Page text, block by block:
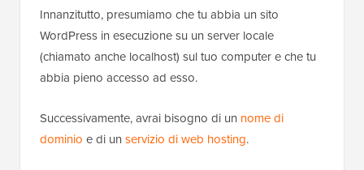
Innanzitutto, presumiamo che tu abbia un sito
WordPress in esecuzione su un server locale
(chiamato anche localhost) sul tuo computer e che tu
abbia pieno accesso ad esso.
Successivamente, avrai bisogno di un nome di
dominio e di un servizio di web hosting.